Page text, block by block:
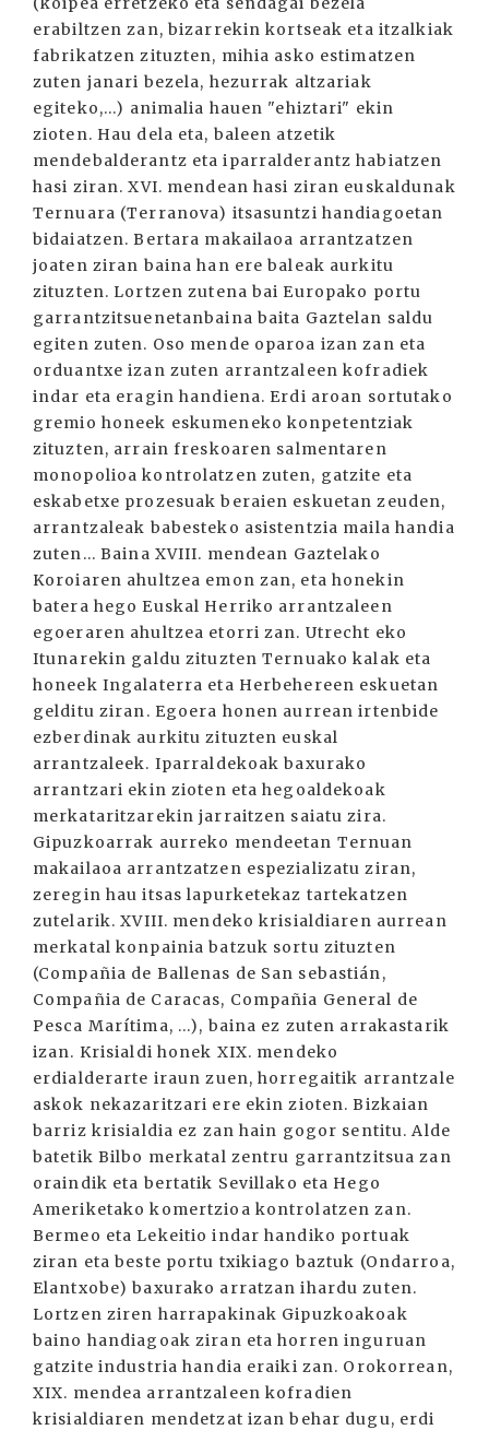
erabiltzen zan, bizarrekin kortseak eta itzalkiak
fabrikatzen zituzten, mihia asko estimatzen
zuten janari bezela, hezurrak altzariak
egiteko,...) animalia hauen "ehiztari" ekin
zioten. Hau dela eta, baleen atzetik
mendebalderantz eta iparralderantz habiatzen
hasi ziran. XVI. mendean hasi ziran euskaldunak
Ternuara (Terranova) itsasuntzi handiagoetan
bidaiatzen. Bertara makailaoa arrantzatzen
joaten ziran baina han ere baleak aurkitu
zituzten. Lortzen zutena bai Europako portu
garrantzitsuenetanbaina baita Gaztelan saldu
egiten zuten. Oso mende oparoa izan zan eta
orduantxe izan zuten arrantzaleen kofradiek
indar eta eragin handiena. Erdi aroan sortutako
gremio honeek eskumeneko konpetentziak
zituzten, arrain freskoaren salmentaren
monopolioa kontrolatzen zuten, gatzite eta
eskabetxe prozesuak beraien eskuetan zeuden,
arrantzaleak babesteko asistentzia maila handia
zuten... Baina XVIII. mendean Gaztelako
Koroiaren ahultzea emon zan, eta honekin
batera hego Euskal Herriko arrantzaleen
egoeraren ahultzea etorri zan. Utrecht eko
Itunarekin galdu zituzten Ternuako kalak eta
honeek Ingalaterra eta Herbehereen eskuetan
gelditu ziran. Egoera honen aurrean irtenbide
ezberdinak aurkitu zituzten euskal
arrantzaleek. Iparraldekoak baxurako
arrantzari ekin zioten eta hegoaldekoak
merkataritzarekin jarraitzen saiatu zira.
Gipuzkoarrak aurreko mendeetan Ternuan
makailaoa arrantzatzen espezializatu ziran,
zeregin hau itsas lapurketekaz tartekatzen
zutelarik. XVIII. mendeko krisialdiaren aurrean
merkatal konpainia batzuk sortu zituzten
(Compañia de Ballenas de San sebastián,
Compañia de Caracas, Compañia General de
Pesca Marítima, ...), baina ez zuten arrakastarik
izan. Krisialdi honek XIX. mendeko
erdialderarte iraun zuen, horregaitik arrantzale
askok nekazaritzari ere ekin zioten. Bizkaian
barriz krisialdia ez zan hain gogor sentitu. Alde
batetik Bilbo merkatal zentru garrantzitsua zan
oraindik eta bertatik Sevillako eta Hego
Ameriketako komertzioa kontrolatzen zan.
Bermeo eta Lekeitio indar handiko portuak
ziran eta beste portu txikiago baztuk (Ondarroa,
Elantxobe) baxurako arratzan ihardu zuten.
Lortzen ziren harrapakinak Gipuzkoakoak
baino handiagoak ziran eta horren inguruan
gatzite industria handia eraiki zan. Orokorrean,
XIX. mendea arrantzaleen kofradien
krisialdiaren mendetzat izan behar dugu, erdi